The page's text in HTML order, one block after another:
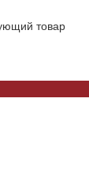
товар